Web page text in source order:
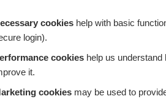
is a registered
for informational purposes
cookies help with basic
login).
cookies help us
it.
cookies may be used to